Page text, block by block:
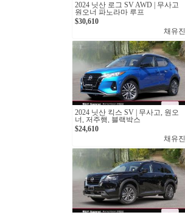
2024 닛산 로그 SV AWD | 무사고
원오너 파노라마 루프
$30,610
채유진
2024 닛산 킥스 SV | 무사고, 원오
너, 저주행, 블랙박스
$24,610
채유진